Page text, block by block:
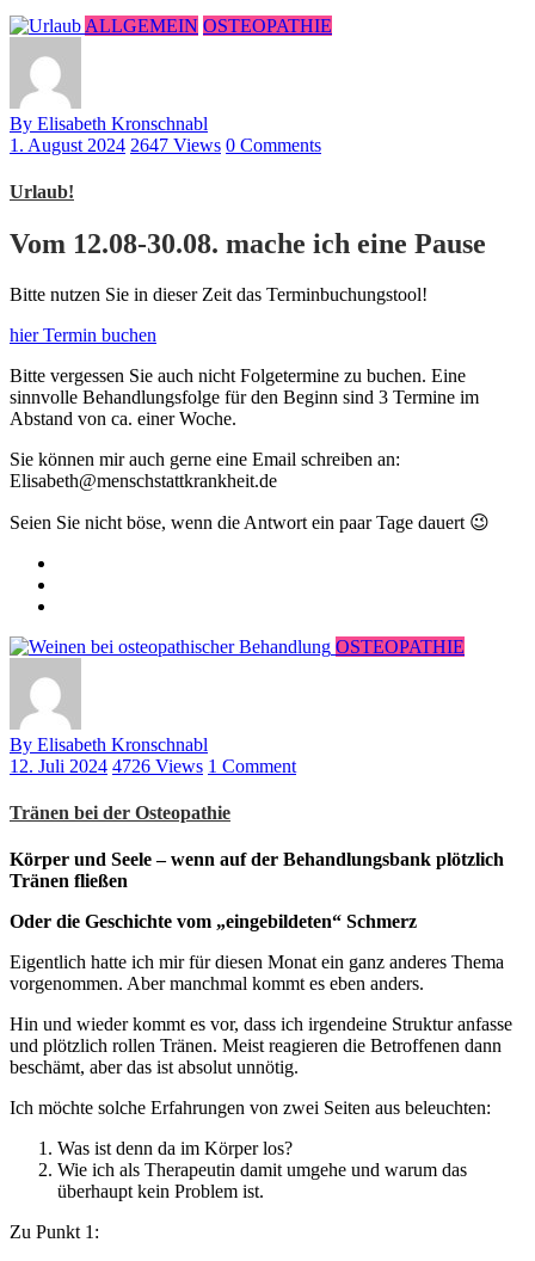
ALLGEMEIN OSTEOPATHIE
By Elisabeth Kronschnabl
1. August 2024 2647 Views 0 Comments
Urlaub!
Vom 12.08-30.08. mache ich eine Pause
Bitte nutzen Sie in dieser Zeit das Terminbuchungstool!
hier Termin buchen
Bitte vergessen Sie auch nicht Folgetermine zu buchen. Eine
sinnvolle Behandlungsfolge für den Beginn sind 3 Termine im
Abstand von ca. einer Woche.
Sie können mir auch gerne eine Email schreiben an:
Elisabeth@menschstattkrankheit.de
Seien Sie nicht böse, wenn die Antwort ein paar Tage dauert 😉
OSTEOPATHIE
By Elisabeth Kronschnabl
12. Juli 2024 4726 Views 1 Comment
Tränen bei der Osteopathie
Körper und Seele – wenn auf der Behandlungsbank plötzlich
Tränen fließen
Oder die Geschichte vom „eingebildeten“ Schmerz
Eigentlich hatte ich mir für diesen Monat ein ganz anderes Thema
vorgenommen. Aber manchmal kommt es eben anders.
Hin und wieder kommt es vor, dass ich irgendeine Struktur anfasse
und plötzlich rollen Tränen. Meist reagieren die Betroffenen dann
beschämt, aber das ist absolut unnötig.
Ich möchte solche Erfahrungen von zwei Seiten aus beleuchten:
Was ist denn da im Körper los?
Wie ich als Therapeutin damit umgehe und warum das
überhaupt kein Problem ist.
Zu Punkt 1: